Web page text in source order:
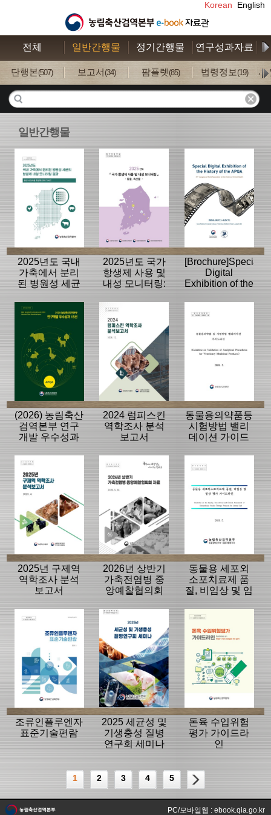
Korean English
전체 일반간행물 정기간행물 연구성과자료
단행본(507) 보고서 (34) 팜플렛 (85) 법령정보(19) 사
일반간행물
2025년도 국내
가축에서 분리
된 병원성 세균
모니터링 결과
2025년도 국가
항생제 사용 및
내성 모니터링:
[Brochure]Special
Digital
Exhibition of the
APQA
(2026) 농림축산
검역본부 연구
개발 우수성과
2024 럼피스킨
역학조사 분석
보고서
동물용의약품등
시험방법 밸리
데이션 가이드
2025년 구제역
역학조사 분석
보고서
2026년 상반기
가축전염병 중
앙예찰협의회
동물용 세포외
소포치료제 품
질, 비임상 및 임
라인
조류인플루엔자
표준기술편람
2025 세균성 및
기생충성 질병
연구회 세미나
돈육 수입위험
평가 가이드라
인
1 2 3 4 5
PC/모바일웹 : ebook.qia.go.kr